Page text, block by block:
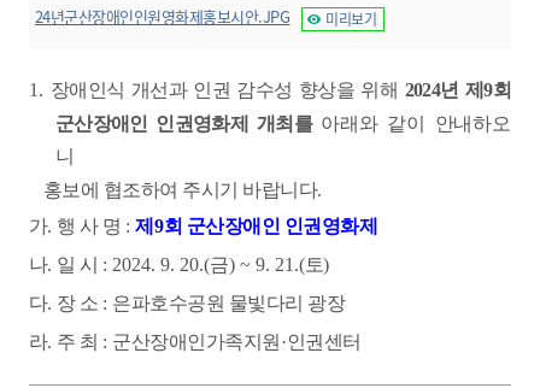
24년군산장애인인원영화제홍보시안.JPG 미리보기
1. 장애인식 개선과 인권 감수성 향상을 위해 2024년제9회
군산장애인 인권영화제 개최를 아래와 같이 안내하오
니
홍보에 협조하여 주시기 바랍니다.
가. 행 사 명 :제 9회 군산장애인 인권영화제
나. 일 시 : 2024. 9. 20.(금) ~ 9. 21.(토)
다. 장 소 : 은파호수공원 물빛다리 광장
라. 주 최 : 군산장애인가족지원 ·인권센터